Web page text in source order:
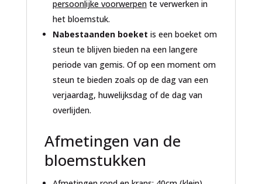
persoonlijke voorwerpente verwerken in
het bloemstuk.
Nabestaanden boeket is een boeket om
steun te blijven bieden na een langere
periode van gemis. Of op een moment om
steun te bieden zoals op de dag van een
verjaardag, huwelijksdag of de dag van
overlijden.
Afmetingen van de
bloemstukken